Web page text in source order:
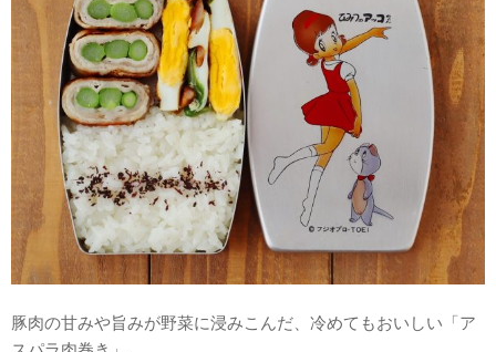
豚肉の甘みや旨みが野菜に浸みこんだ、冷めてもおいしい「ア